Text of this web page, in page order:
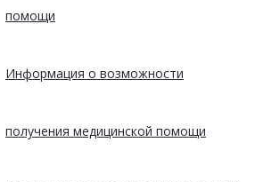
помощи
Информация о возможности
получения медицинской помощи